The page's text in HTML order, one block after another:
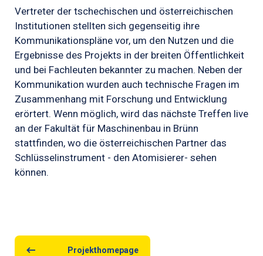
Vertreter der tschechischen und österreichischen
Institutionen stellten sich gegenseitig ihre
Kommunikationspläne vor, um den Nutzen und die
Ergebnisse des Projekts in der breiten Öffentlichkeit
und bei Fachleuten bekannter zu machen. Neben der
Kommunikation wurden auch technische Fragen im
Zusammenhang mit Forschung und Entwicklung
erörtert. Wenn möglich, wird das nächste Treffen live
an der Fakultät für Maschinenbau in Brünn
stattfinden, wo die österreichischen Partner das
Schlüsselinstrument - den Atomisierer- sehen
können.
Projekthomepage